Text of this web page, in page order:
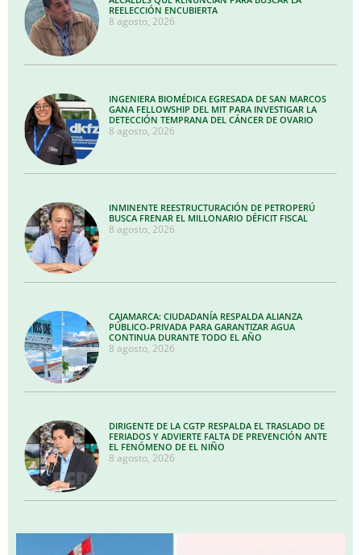
REELECCIÓN ENCUBIERTA
8 agosto, 2026
INGENIERA BIOMÉDICA EGRESADA DE SAN MARCOS
GANA FELLOWSHIP DEL MIT PARA INVESTIGAR LA
DETECCIÓN TEMPRANA DEL CÁNCER DE OVARIO
8 agosto, 2026
INMINENTE REESTRUCTURACIÓN DE PETROPERÚ
BUSCA FRENAR EL MILLONARIO DÉFICIT FISCAL
8 agosto, 2026
CAJAMARCA: CIUDADANÍA RESPALDA ALIANZA
PÚBLICO-PRIVADA PARA GARANTIZAR AGUA
CONTINUA DURANTE TODO EL AÑO
8 agosto, 2026
DIRIGENTE DE LA CGTP RESPALDA EL TRASLADO DE
FERIADOS Y ADVIERTE FALTA DE PREVENCIÓN ANTE
EL FENÓMENO DE EL NIÑO
8 agosto, 2026